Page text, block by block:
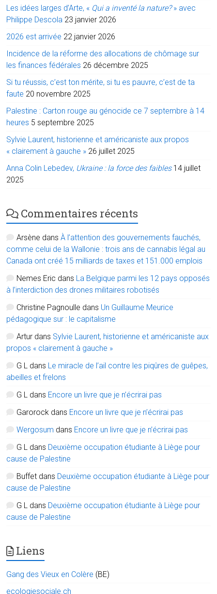
Les idées larges d’Arte, « Qui a inventé la nature?» avec
Philippe Descola 23 janvier 2026
2026 est arrivée 22 janvier 2026
Incidence de la réforme des allocations de chômage sur
les finances fédérales 26 décembre 2025
Si tu réussis, c’est ton mérite, si tu es pauvre, c’est de ta
faute 20 novembre 2025
Palestine : Carton rouge au génocide ce 7 septembre à 14
heures 5 septembre 2025
Sylvie Laurent, historienne et américaniste aux propos
« clairement à gauche » 26 juillet 2025
Anna Colin Lebedev, Ukraine : la force des faibles 14 juillet
2025
Commentaires récents
Arsène dansÀ l’attention des gouvernements fauchés,
comme celui de la Wallonie : trois ans de cannabis légal au
Canada ont créé 15 milliards de taxes et 151.000 emplois
Nemes Eric dans La Belgique parmi les 12 pays opposés
à l’interdiction des drones militaires robotisés
Christine Pagnoulle dans Un Guillaume Meurice
pédagogique sur : le capitalisme
Artur dans Sylvie Laurent, historienne et américaniste aux
propos « clairement à gauche »
G L dans Le miracle de l’ail contre les piqûres de guêpes,
abeilles et frelons
G L dans Encore un livre que je n’écrirai pas
Garorock dans Encore un livre que je n’écrirai pas
Wergosum dans Encore un livre que je n’écrirai pas
G L dans Deuxième occupation étudiante à Liège pour
cause de Palestine
Buffet dans Deuxième occupation étudiante à Liège pour
cause de Palestine
G L dans Deuxième occupation étudiante à Liège pour
cause de Palestine
Liens
Gang des Vieux en Colère (BE)
ecologiesociale.ch